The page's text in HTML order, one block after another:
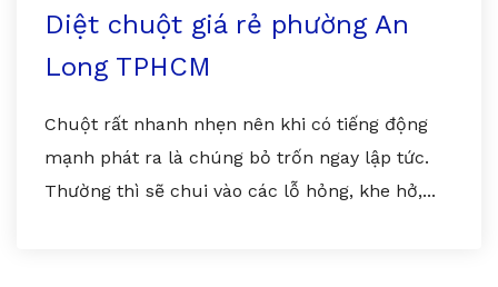
Diệt chuột giá rẻ phường An
Long TPHCM
Chuột rất nhanh nhẹn nên khi có tiếng động
mạnh phát ra là chúng bỏ trốn ngay lập tức.
Thường thì sẽ chui vào các lỗ hỏng, khe hở,...